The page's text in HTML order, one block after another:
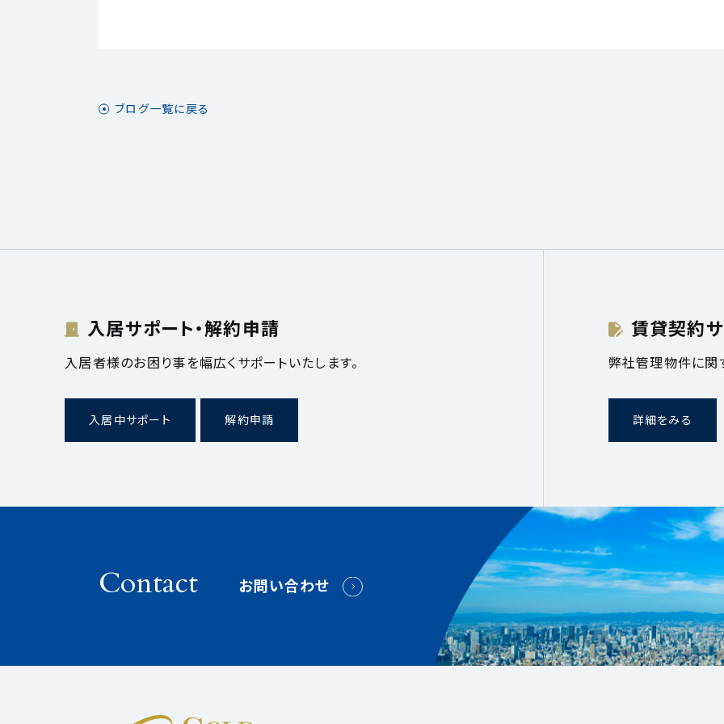
ブログ一覧に戻る
入居サポート・解約申請
入居者様のお困り事を幅広くサポートいたします。
入居中サポート 解約申請
賃貸契約
弊社管理物件に関
詳細をみる
Contact お問い合わせ